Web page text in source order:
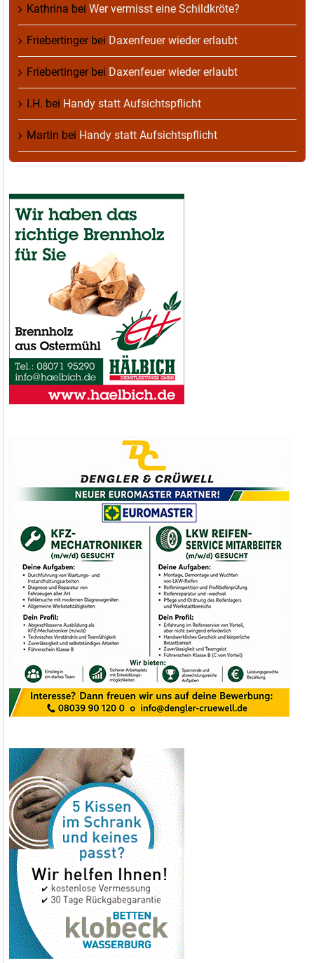
Kathrina bei Wer vermisst eine Schildkröte?
Friebertingerbei Daxenfeuer wieder erlaubt
Friebertingerbei Daxenfeuer wieder erlaubt
I.H. bei Handy statt Aufsichtspflicht
Martin bei Handy statt Aufsichtspflicht